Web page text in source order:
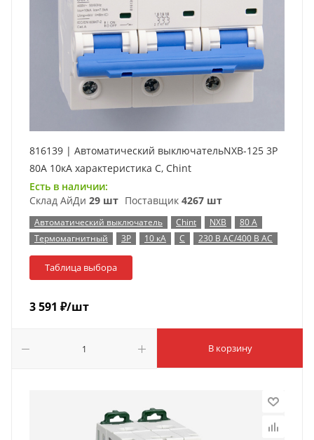
816139 | Автоматический выключательNXB-125 3P
80А 10кА характеристика C, Chint
Есть в наличии:
Склад АйДи 29 шт Поставщик 4267 шт
Автоматический выключатель Chint NXB
80 А
Термомагнитный
3P 10 кА C 230 В AC/400 В AC
Таблица выбора
3 591 ₽/шт
В корзину